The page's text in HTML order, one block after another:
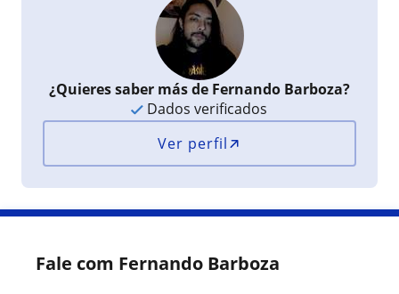
¿Quieres saber más de Fernando Barboza?
Dados verificados
Ver perfil
Fale com Fernando Barboza